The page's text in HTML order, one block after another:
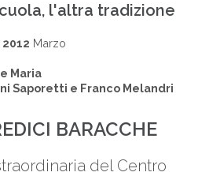
l'altra tradizione
Marzo
Maria
Saporetti e Franco Melandri
BARACCHE
del Centro